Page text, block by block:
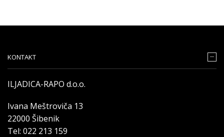
KONTAKT
ILJADICA-RAPO d.o.o.
Ivana Meštroviča 13
22000 Šibenik
Tel: 022 213 159